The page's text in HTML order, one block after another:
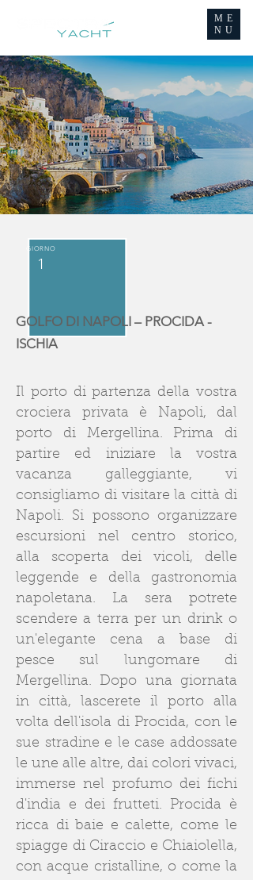
ME
NU
GIORNO
1
GOLFO DI NAPOLI – PROCIDA -
ISCHIA
Il porto di partenza della vostra
crociera privata è Napoli, dal
porto di Mergellina. Prima di
partire ed iniziare la vostra
vacanza galleggiante, vi
consigliamo di visitare la città di
Napoli. Si possono organizzare
escursioni nel centro storico,
alla scoperta dei vicoli, delle
leggende e della gastronomia
napoletana. La sera potrete
scendere a terra per un drink o
un'elegante cena a base di
pesce sul lungomare di
Mergellina. Dopo una giornata
in città, lascerete il porto alla
volta dell'isola di Procida, con le
sue stradine e le case addossate
le une alle altre, dai colori vivaci,
immerse nel profumo dei fichi
d'india e dei frutteti. Procida è
ricca di baie e calette, come le
spiagge di Ciraccio e Chiaiolella,
con acque cristalline, o come la